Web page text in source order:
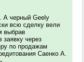
А черный Geely
всю сделку вели
выбрав
заявку через
по продажам
Саенко А.